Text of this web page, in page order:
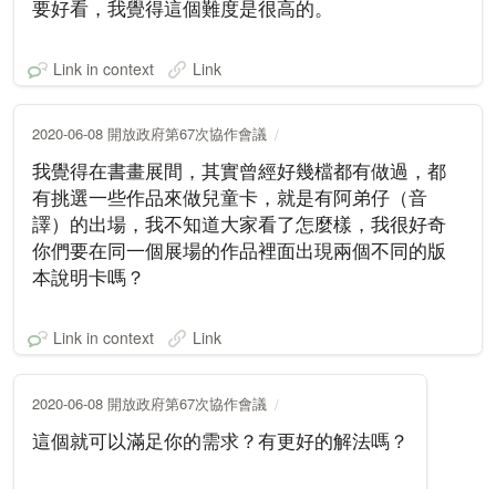
要好看，我覺得這個難度是很高的。
Link in context Link
2020-06-08 開放政府第67次協作會議
我覺得在書畫展間，其實曾經好幾檔都有做過，都
有挑選一些作品來做兒童卡，就是有阿弟仔（音
譯）的出場，我不知道大家看了怎麼樣，我很好奇
你們要在同一個展場的作品裡面出現兩個不同的版
本說明卡嗎？
Link in context Link
2020-06-08 開放政府第67次協作會議
這個就可以滿足你的需求？有更好的解法嗎？